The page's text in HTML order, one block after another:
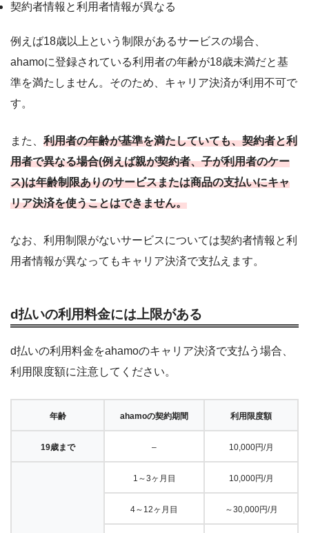
契約者情報と利用者情報が異なる
例えば18歳以上という制限があるサービスの場合、
ahamoに登録されている利用者の年齢が18歳未満だと基
準を満たしません。そのため、キャリア決済が利用不可で
す。
また、 利用者の年齢が基準を満たしていても、契約者と利
用者で異なる場合(例えば親が契約者、子が利用者のケー
ス)は年齢制限ありのサービスまたは商品の支払いにキャ
リア決済を使うことはできません。
なお、利用制限がないサービスについては契約者情報と利
用者情報が異なってもキャリア決済で支払えます。
d払いの利用料金には上限がある
d払いの利用料金をahamoのキャリア決済で支払う場合、
利用限度額に注意してください。
年齢 ahamoの契約期間 利用限度額
19歳まで – 10,000円/月
1～3ヶ月目 10,000円/月
4～12ヶ月目 ～30,000円/月